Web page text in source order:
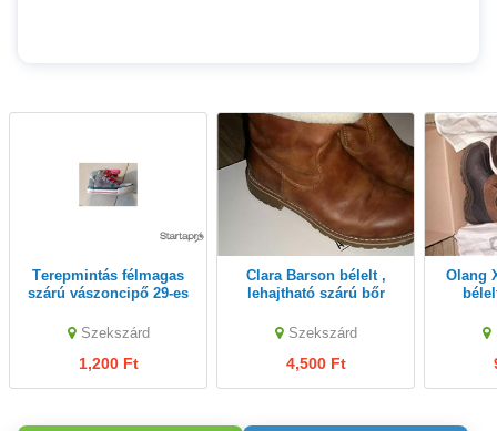
Terepmintás félmagas
szárú vászoncipő 29-es
Szekszárd
1,200 Ft
Clara Barson bélelt ,
lehajtható szárú bőr
Szekszárd
4,500 Ft
Olang X-Cursion 31-32